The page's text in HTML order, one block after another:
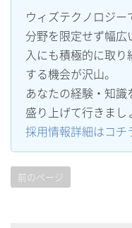
ウィズテクノロジー
分野を限定せず幅
入にも積極的に取
する機会が沢山。
あなたの経験・知
盛り上げて行きまし
採用情報詳細はコチ
前のページ